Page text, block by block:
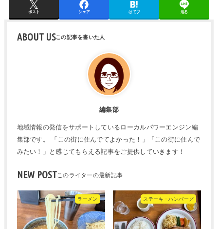
ポスト シェア はてブ 送る
ABOUT US
編集部
地域情報の発信をサポートしているローカルパワーエンジン編
集部です。 「この街に住んでてよかった！」「この街に住んで
みたい！」と感じてもらえる記事をご提供していきます！
NEW POST
ラーメン ステーキ・ハンバーグ